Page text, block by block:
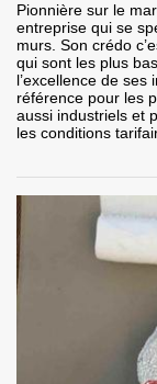
Pionnière sur le
entreprise qui se
murs. Son crédo
qui sont les plus
l’excellence de ses
référence pour les
aussi industriels et
les conditions